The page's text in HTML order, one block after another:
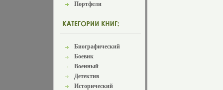
Портфели
Биографический
Боевик
Военный
Детектив
Исторический